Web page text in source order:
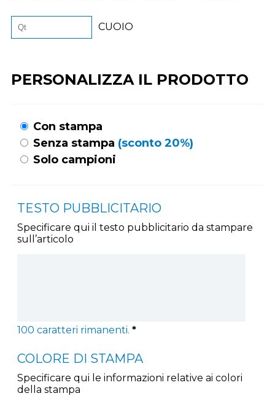
CUOIO
PERSONALIZZA IL PRODOTTO
Con stampa
Senza stampa (sconto 20%)
Solo campioni
TESTO PUBBLICITARIO
Specificare qui il testo pubblicitario da stampare
sull’articolo
100 caratteri rimanenti. *
COLORE DI STAMPA
Specificare qui le informazioni relative ai colori
della stampa